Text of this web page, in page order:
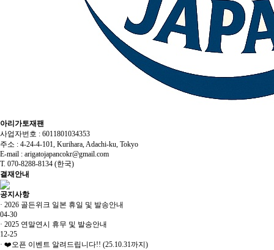
아리가토재팬
사업자번호 : 6011801034353
주소 : 4-24-4-101, Kurihara, Adachi-ku, Tokyo
E-mail : arigatojapancokr@gmail.com
T. 070-8288-8134 (한국)
결재안내
공지사항
· 2026 골든위크 일본 휴일 및 발송안내
04-30
· 2025 연말연시 휴무 및 발송안내
12-25
· ❤️오픈 이벤트 알려드립니다!! (25.10.31까지)